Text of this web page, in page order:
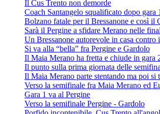
Il Cus Trento non demorde
Coach Santangelo squalificato dopo gara
Bolzano fatale per il Bressanone e così il
Sarà il Pergine a sfidare Merano nelle
Un Bressanone autorevole in casa contro
Si va alla “bella” fra Pergine e Gardolo
Il Maia Merano ha fretta e chiude in gara
Il punto sulla prima giornata delle
Il Maia Merano parte stentando ma poi si
Verso la semifinale fra Maia Merano ed
Gara 1 va al Pergine
Verso la semifinale Pergine - Gardolo